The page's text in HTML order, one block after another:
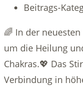
Beitrags-
🌈 In der
um die Heilung
Chakras.💖 Das
Verbindung in